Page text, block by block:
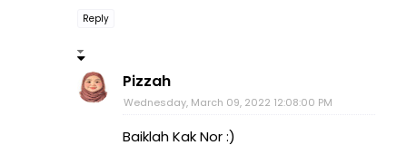
Reply
Pizzah
Wednesday, March 09, 2022 12:08:00 PM
Baiklah Kak Nor :)